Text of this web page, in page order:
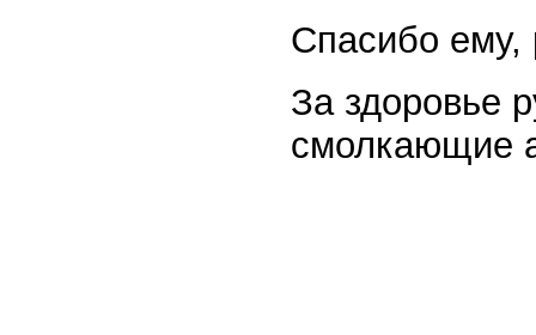
Спасибо ему,
За здоровье
смолкающие